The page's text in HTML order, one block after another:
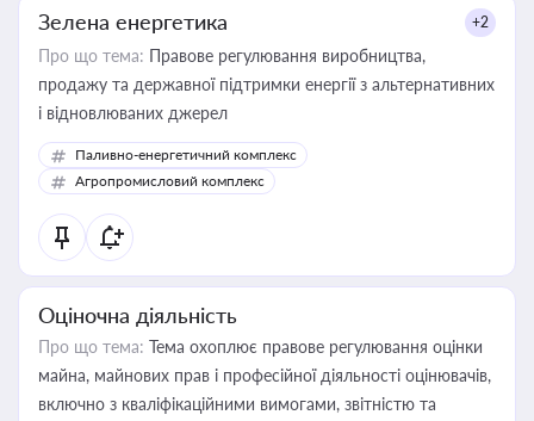
Зелена енергетика +2
Про що тема: Правове регулювання виробництва,
продажу та державної підтримки енергії з альтернативних
і відновлюваних джерел
Паливно-енергетичний комплекс
Агропромисловий комплекс
Оціночна діяльність
Про що тема: Тема охоплює правове регулювання оцінки
майна, майнових прав і професійної діяльності оцінювачів,
включно з кваліфікаційними вимогами, звітністю та